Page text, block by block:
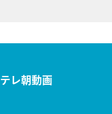
テレ朝動画